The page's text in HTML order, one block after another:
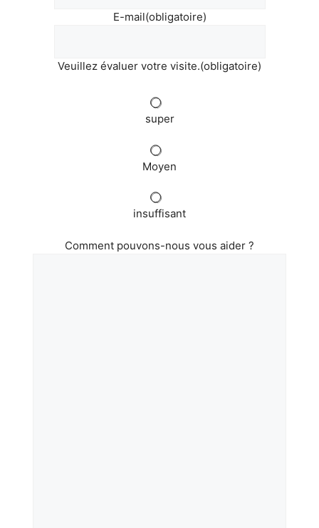
E-mail(obligatoire)
Veuillez évaluer votre visite.(obligatoire)
super
Moyen
insuffisant
Comment pouvons-nous vous aider ?